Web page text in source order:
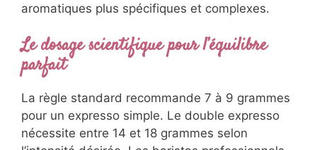
aromatiques plus spécifiques et complexes.
Le dosage scientifique pour l’équilibre
parfait
La règle standard recommande 7 à 9 grammes
pour un expresso simple. Le double expresso
nécessite entre 14 et 18 grammes selon